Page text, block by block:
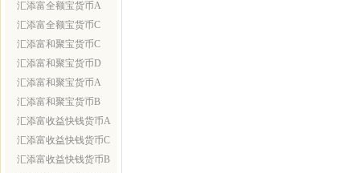
汇添富全额宝货币A
汇添富全额宝货币C
汇添富和聚宝货币C
汇添富和聚宝货币D
汇添富和聚宝货币A
汇添富和聚宝货币B
汇添富收益快钱货币A
汇添富收益快钱货币C
汇添富收益快钱货币B